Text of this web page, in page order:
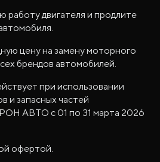
работу двигателя и продлите
цену на замену моторного
брендов автомобилей.
при использовании
и запасных частей
АВТО с 01 по 31 марта 2026
офертой.